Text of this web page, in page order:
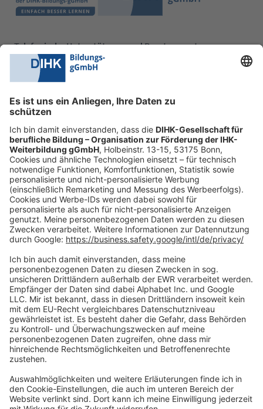
Telefonische Unterstützung und Beratung unter:
0228 6205 205
Fr.:
09:00-14:00 Uhr
shop@dihk-bildung.shop
Vertrag widerrufen
Zahlungsarten
Social Media
Oft Gesucht
Rund um die Prüfung